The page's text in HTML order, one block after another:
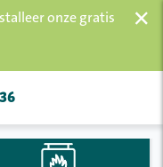
onze gratis ×